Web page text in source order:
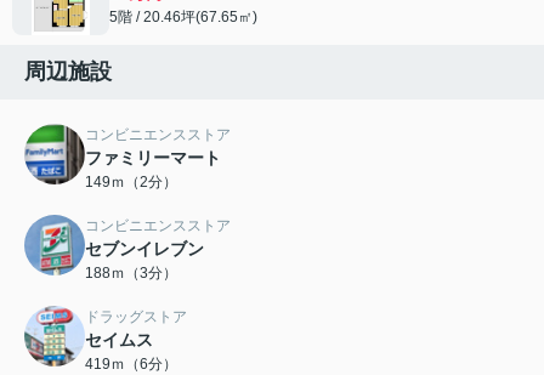
5階 / 20.46坪(67.65㎡)
周辺施設
コンビニエンスストア
ファミリーマート
149ｍ（2分）
コンビニエンスストア
セブンイレブン
188ｍ（3分）
ドラッグストア
セイムス
419ｍ（6分）